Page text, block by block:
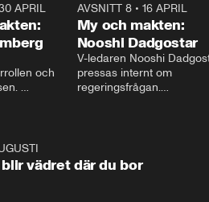
APRIL
och
AVSNITT 8• 16 APRIL
My och makten:
Nooshi Dadgostar
V-ledaren Nooshi
pressas internt om
regeringsfrågan.
– Vi ställer upp i val. Ska vi
vara med så sitter vi
blir vädret där du bor